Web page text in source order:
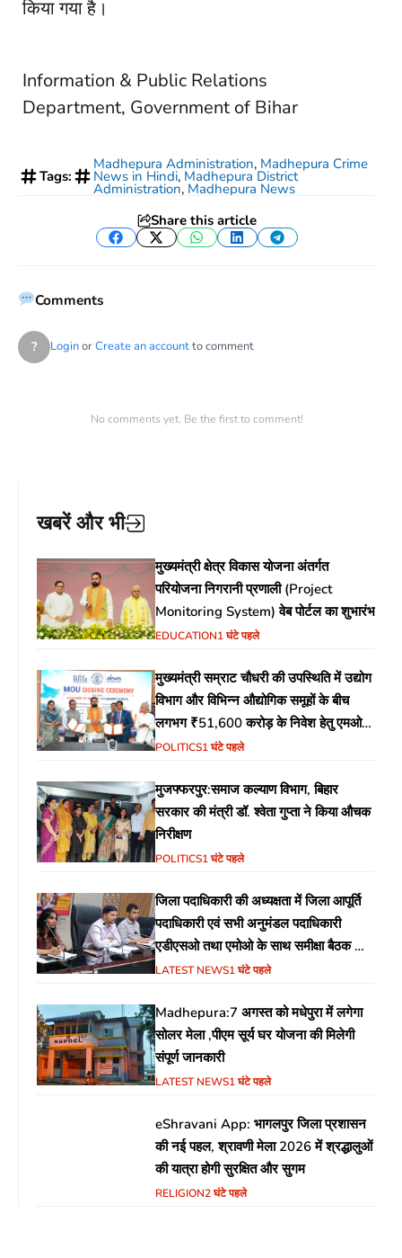
किया गया है।
Information & Public Relations
Department, Government of Bihar
Tags:
Madhepura Administration, Madhepura Crime
News in Hindi, Madhepura District
Administration, Madhepura News
Share this article
Facebook
TwitterWhatsApp
LinkedInTelegram
Comments
? LoginorCreate an accountto comment
No comments yet. Be the first to comment!
खबरें और भी
मुख्यमंत्री क्षेत्र विकास योजना अंतर्गत
परियोजना निगरानी प्रणाली (Project
Monitoring System) वेब पोर्टल का शुभारंभ
EDUCATION1 घंटे पहले
मुख्यमंत्री सम्राट चौधरी की उपस्थिति में उद्योग
विभाग और विभिन्न औद्योगिक समूहों के बीच
लगभग ₹51,600 करोड़ के निवेश हेतु एमओयू
(MoU) पर हस्ताक्षर
POLITICS1 घंटे पहले
मुजफ्फरपुर:समाज कल्याण विभाग, बिहार
सरकार की मंत्री डॉ. श्वेता गुप्ता ने किया औचक
निरीक्षण
POLITICS1 घंटे पहले
जिला पदाधिकारी की अध्यक्षता में जिला आपूर्ति
पदाधिकारी एवं सभी अनुमंडल पदाधिकारी
एडीएसओ तथा एमोओ के साथ समीक्षा बैठक का
आयोजन
LATEST NEWS1 घंटे पहले
Madhepura:7 अगस्त को मधेपुरा में लगेगा
सोलर मेला ,पीएम सूर्य घर योजना की मिलेगी
संपूर्ण जानकारी
LATEST NEWS1 घंटे पहले
eShravani App: भागलपुर जिला प्रशासन
की नई पहल, श्रावणी मेला 2026 में श्रद्धालुओं
की यात्रा होगी सुरक्षित और सुगम
RELIGION2 घंटे पहले